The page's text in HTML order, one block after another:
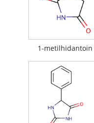
1-metilhidantoin